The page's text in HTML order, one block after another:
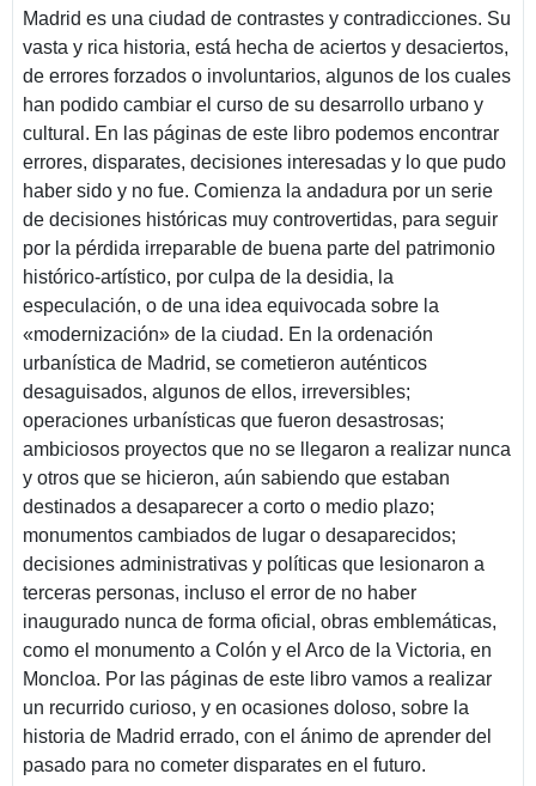
Madrid es una ciudad de contrastes y contradicciones. Su
vasta y rica historia, está hecha de aciertos y desaciertos,
de errores forzados o involuntarios, algunos de los cuales
han podido cambiar el curso de su desarrollo urbano y
cultural. En las páginas de este libro podemos encontrar
errores, disparates, decisiones interesadas y lo que pudo
haber sido y no fue. Comienza la andadura por un serie
de decisiones históricas muy controvertidas, para seguir
por la pérdida irreparable de buena parte del patrimonio
histórico-artístico, por culpa de la desidia, la
especulación, o de una idea equivocada sobre la
«modernización» de la ciudad. En la ordenación
urbanística de Madrid, se cometieron auténticos
desaguisados, algunos de ellos, irreversibles;
operaciones urbanísticas que fueron desastrosas;
ambiciosos proyectos que no se llegaron a realizar nunca
y otros que se hicieron, aún sabiendo que estaban
destinados a desaparecer a corto o medio plazo;
monumentos cambiados de lugar o desaparecidos;
decisiones administrativas y políticas que lesionaron a
terceras personas, incluso el error de no haber
inaugurado nunca de forma oficial, obras emblemáticas,
como el monumento a Colón y el Arco de la Victoria, en
Moncloa. Por las páginas de este libro vamos a realizar
un recurrido curioso, y en ocasiones doloso, sobre la
historia de Madrid errado, con el ánimo de aprender del
pasado para no cometer disparates en el futuro.